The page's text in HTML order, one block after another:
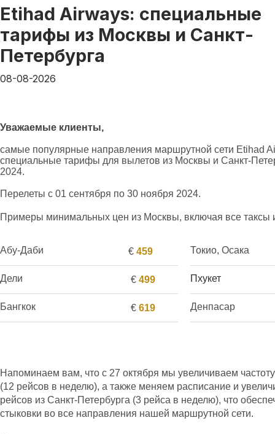
Etihad Airways: специальные
тарифы из Москвы и Санкт-
Петербурга
08-08-2026
Уважаемые клиенты,
самые популярные направления маршрутной сети Etihad
специальные тарифы для вылетов из Москвы и Санкт-
2024.
Перелеты с 01 сентября по 30 ноября 2024.
Примеры минимальных цен из Москвы, включая все таксы
Абу-Даби € 459 Токио, Осака
Дели € 499 Пхукет
Бангкок € 619 Денпасар
Напоминаем вам, что с 27 октября мы увеличиваем
(12 рейсов в неделю), а также меняем расписание и
рейсов из Санкт-Петербурга (3 рейса в неделю), что
стыковки во все направления нашей маршрутной сети.